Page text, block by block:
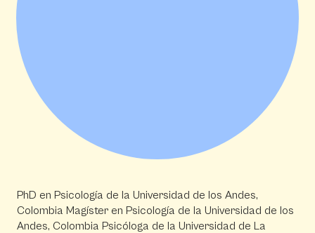
PhD en Psicología de la Universidad de los Andes,
Colombia Magíster en Psicología de la Universidad de los
Andes, Colombia Psicóloga de la Universidad de La